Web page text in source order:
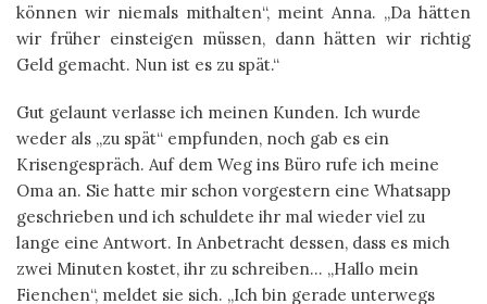
können wir niemals mithalten“, meint Anna. „Da hätten
wir früher einsteigen müssen, dann hätten wir richtig
Geld gemacht. Nun ist es zu spät.“
Gut gelaunt verlasse ich meinen Kunden. Ich wurde
weder als „zu spät“ empfunden, noch gab es ein
Krisengespräch. Auf dem Weg ins Büro rufe ich meine
Oma an. Sie hatte mir schon vorgestern eine Whatsapp
geschrieben und ich schuldete ihr mal wieder viel zu
lange eine Antwort. In Anbetracht dessen, dass es mich
zwei Minuten kostet, ihr zu schreiben… „Hallo mein
Fienchen“, meldet sie sich. „Ich bin gerade unterwegs